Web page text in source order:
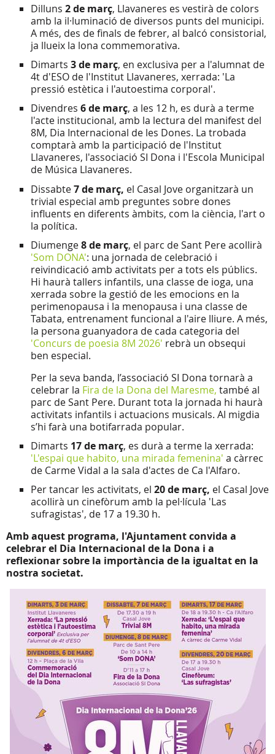
Dilluns 2 de març, Llavaneres es vestirà de colors
amb la il·luminació de diversos punts del municipi.
A més, des de finals de febrer, al balcó consistorial,
ja llueix la lona commemorativa.
Dimarts 3 de març, en exclusiva per a l'alumnat de
4t d'ESO de l'Institut Llavaneres, xerrada: 'La
pressió estètica i l'autoestima corporal'.
Divendres 6 de març, a les 12 h, es durà a terme
l'acte institucional, amb la lectura del manifest del
8M, Dia Internacional de les Dones. La trobada
comptarà amb la participació de l'Institut
Llavaneres, l'associació SI Dona i l'Escola Municipal
de Música Llavaneres.
Dissabte7de març, el Casal Jove organitzarà un
trivial especial amb preguntes sobre dones
influents en diferents àmbits, com la ciència, l'art o
la política.
Diumenge8 de març, el parc de Sant Pere acollirà
'Som DONA': una jornada de celebració i
reivindicació amb activitats per a tots els públics.
Hi haurà tallers infantils, una classe de ioga, una
xerrada sobre la gestió de les emocions en la
perimenopausa i la menopausa i una classe de
Tabata, entrenament funcional a l'aire lliure. A més,
la persona guanyadora de cada categoria del
'Concurs de poesia 8M 2026' rebrà un obsequi
ben especial.
Per la seva banda, l’associació SI Dona tornarà a
celebrar la Fira de la Dona del Maresme, també al
parc de Sant Pere. Durant tota la jornada hi haurà
activitats infantils i actuacions musicals. Al migdia
s’hi farà una botifarrada popular.
Dimarts 17 de març, es durà a terme la xerrada:
'L'espai que habito, una mirada femenina' a càrrec
de Carme Vidal a la sala d'actes de Ca l'Alfaro.
Per tancar les activitats, el 20 de març, el Casal Jove
acollirà un cinefòrum amb la pel·lícula 'Las
sufragistas', de 17 a 19.30 h.
Amb aquest programa, l'Ajuntament convida a
celebrar el Dia Internacional de la Dona i a
reflexionar sobre la importància de la igualtat en la
nostra societat.